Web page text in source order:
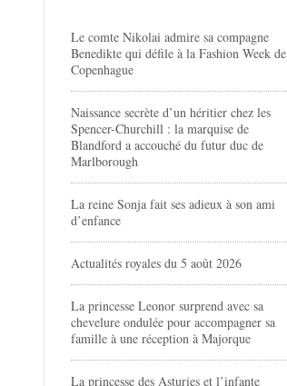
Le comte Nikolai admire sa compagne
Benedikte qui défile à la Fashion Week de
Copenhague
Naissance secrète d’un héritier chez les
Spencer-Churchill : la marquise de
Blandford a accouché du futur duc de
Marlborough
La reine Sonja fait ses adieux à son ami
d’enfance
Actualités royales du 5 août 2026
La princesse Leonor surprend avec sa
chevelure ondulée pour accompagner sa
famille à une réception à Majorque
La princesse des Asturies et l’infante